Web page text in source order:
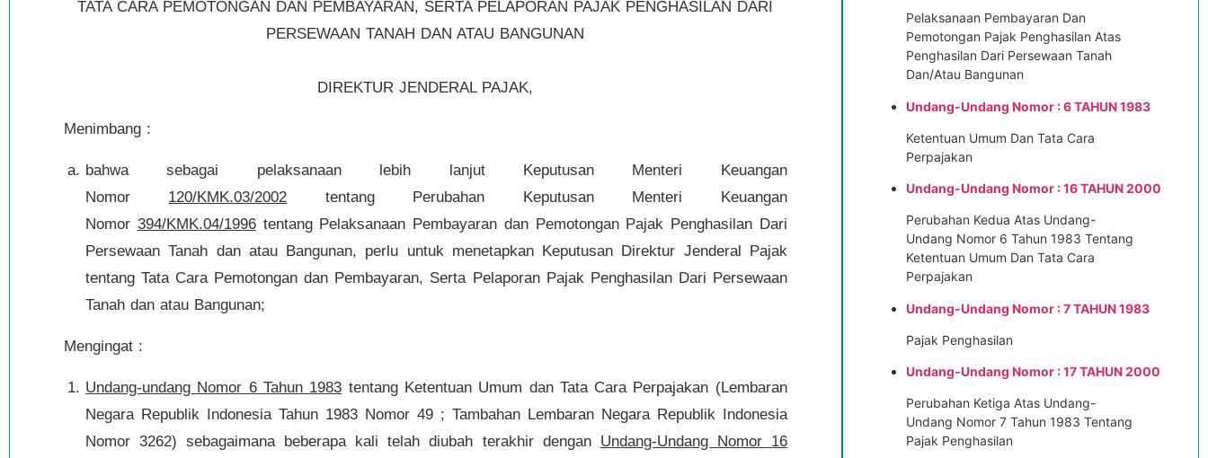
TATA CARA PEMOTONGAN DAN PEMBAYARAN, SERTA PELAPORAN PAJAK PENGHASILAN DARI
PERSEWAAN TANAH DAN ATAU BANGUNAN
DIREKTUR JENDERAL PAJAK,
Menimbang :
bahwa sebagai pelaksanaan lebih lanjut Keputusan Menteri Keuangan
Nomor 120/KMK.03/2002 tentang Perubahan Keputusan Menteri Keuangan
Nomor 394/KMK.04/1996tentang Pelaksanaan Pembayaran dan Pemotongan Pajak Penghasilan Dari
Persewaan Tanah dan atau Bangunan, perlu untuk menetapkan Keputusan Direktur Jenderal Pajak
tentang Tata Cara Pemotongan dan Pembayaran, Serta Pelaporan Pajak Penghasilan Dari Persewaan
Tanah dan atau Bangunan;
Mengingat :
Undang-undang Nomor 6 Tahun 1983 tentang Ketentuan Umum dan Tata Cara Perpajakan (Lembaran
Negara Republik Indonesia Tahun 1983 Nomor 49 ; Tambahan Lembaran Negara Republik Indonesia
Nomor 3262) sebagaimana beberapa kali telah diubah terakhir dengan Undang-Undang Nomor 16
Pelaksanaan Pembayaran Dan
Pemotongan Pajak Penghasilan Atas
Penghasilan Dari Persewaan Tanah
Dan/Atau Bangunan
Undang-Undang Nomor : 6 TAHUN 1983
Ketentuan Umum Dan Tata Cara
Perpajakan
Undang-Undang Nomor : 16 TAHUN 2000
Perubahan Kedua Atas Undang-
Undang Nomor 6 Tahun 1983 Tentang
Ketentuan Umum Dan Tata Cara
Perpajakan
Undang-Undang Nomor : 7 TAHUN 1983
Pajak Penghasilan
Undang-Undang Nomor : 17 TAHUN 2000
Perubahan Ketiga Atas Undang-
Undang Nomor 7 Tahun 1983 Tentang
Pajak Penghasilan